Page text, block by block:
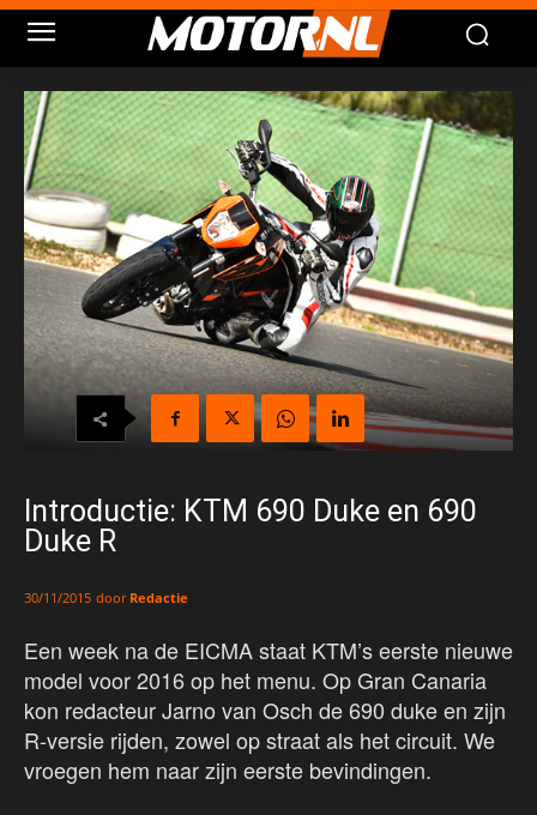
Introductie: KTM 690 Duke en 690
Duke R
30/11/2015 door Redactie
Een week na de EICMA staat KTM’s eerste nieuwe
model voor 2016 op het menu. Op Gran Canaria
kon redacteur Jarno van Osch de 690 duke en zijn
R-versie rijden, zowel op straat als het circuit. We
vroegen hem naar zijn eerste bevindingen.